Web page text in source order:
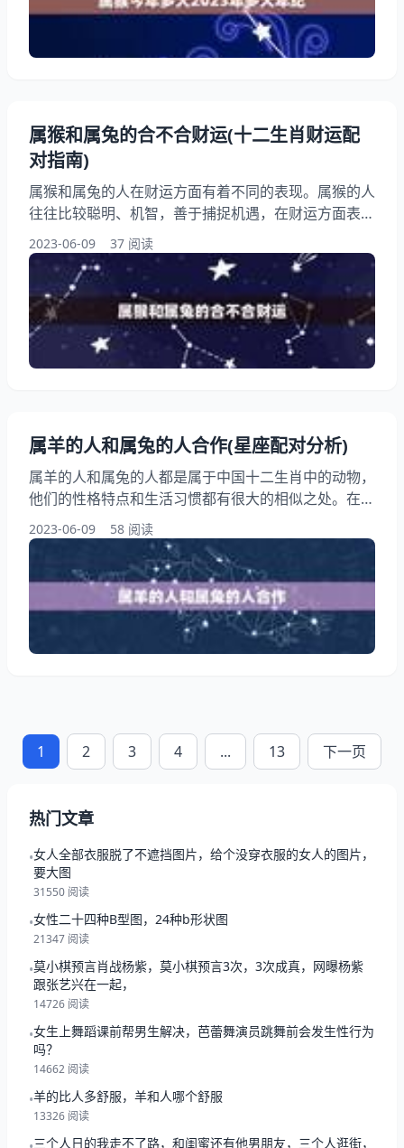
为：1944年、1956年、1968年、1980年、1992年、
2004年、2016年。根据公历计算
属猴和属兔的合不合财运(十二生肖财运配
对指南)
属猴和属兔的人在财运方面有着不同的表现。属猴的人
往往比较聪明、机智，善于捕捉机遇，在财运方面表现
较为出色；而属兔的人则比较谨慎、注重风险控制，在
财运方面相对较保守。合不合财运需要从两个人的性格
特点、职业选择、投资步骤等方面进行分析，本文将从
这些方面进行讨论。 一、属猴人的财运表现 属猴的人
通常具有较高的智商和灵活的思维，他们善于把握机
遇，敢于冒险，在投资和创业方面表现较为出色
2023-06-09 37 阅读
属羊的人和属兔的人合作(星座配对分析)
属羊的人和属兔的人都是属于中国十二生肖中的动物，
他们的性格特点和生活习惯都有很大的相似之处。在工
作场所中，属羊的人和属兔的人有很多合作的机会，但
是由于性格上的区别，也可能会产生一些矛盾和难题。
本文将从多个方面进行分析和讨论，希望能够为两者合
作提供一些有益的建议和。 一、属羊的人和属兔的人
的性格特点 属羊的人在性格上比较温和、懦弱、顺
从，他们喜欢安逸舒适的生活，不愿意冒险和挑战。属
兔的人则比较机智
2023-06-09 58 阅读
1 2 3 4 ... 13 下一页
热门文章
•女人全部衣服脱了不遮挡图片，给个没穿衣服的女人的图片，
要大图
31550 阅读
•女性二十四种B型图，24种b形状图
21347 阅读
•莫小棋预言肖战杨紫，莫小棋预言3次，3次成真，网曝杨紫
跟张艺兴在一起，
14726 阅读
•女生上舞蹈课前帮男生解决，芭蕾舞演员跳舞前会发生性行为
吗？
14662 阅读
•羊的比人多舒服，羊和人哪个舒服
13326 阅读
三个人日的我走不了路，和闺蜜还有他男朋友，三个人逛街，